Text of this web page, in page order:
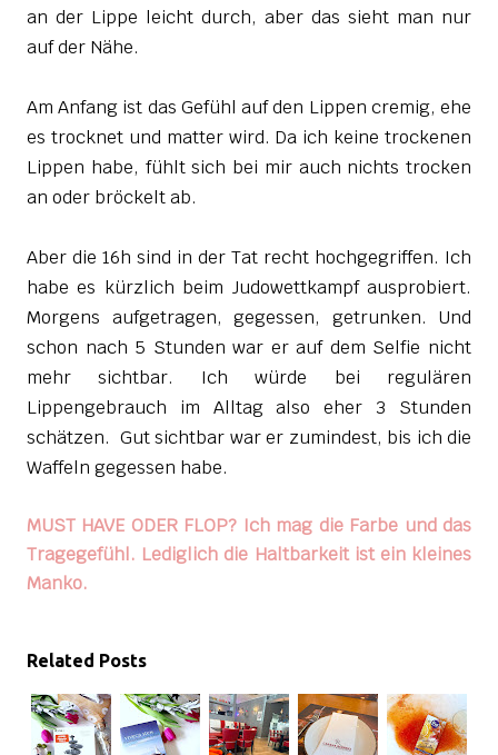
an der Lippe leicht durch, aber das sieht man nur
auf der Nähe.
Am Anfang ist das Gefühl auf den Lippen cremig, ehe
es trocknet und matter wird. Da ich keine trockenen
Lippen habe, fühlt sich bei mir auch nichts trocken
an oder bröckelt ab.
Aber die 16h sind in der Tat recht hochgegriffen. Ich
habe es kürzlich beim Judowettkampf ausprobiert.
Morgens aufgetragen, gegessen, getrunken. Und
schon nach 5 Stunden war er auf dem Selfie nicht
mehr sichtbar. Ich würde bei regulären
Lippengebrauch im Alltag also eher 3 Stunden
schätzen. Gut sichtbar war er zumindest, bis ich die
Waffeln gegessen habe.
MUST HAVE ODER FLOP? Ich mag die Farbe und das
Tragegefühl. Lediglich die Haltbarkeit ist ein kleines
Manko.
Related Posts